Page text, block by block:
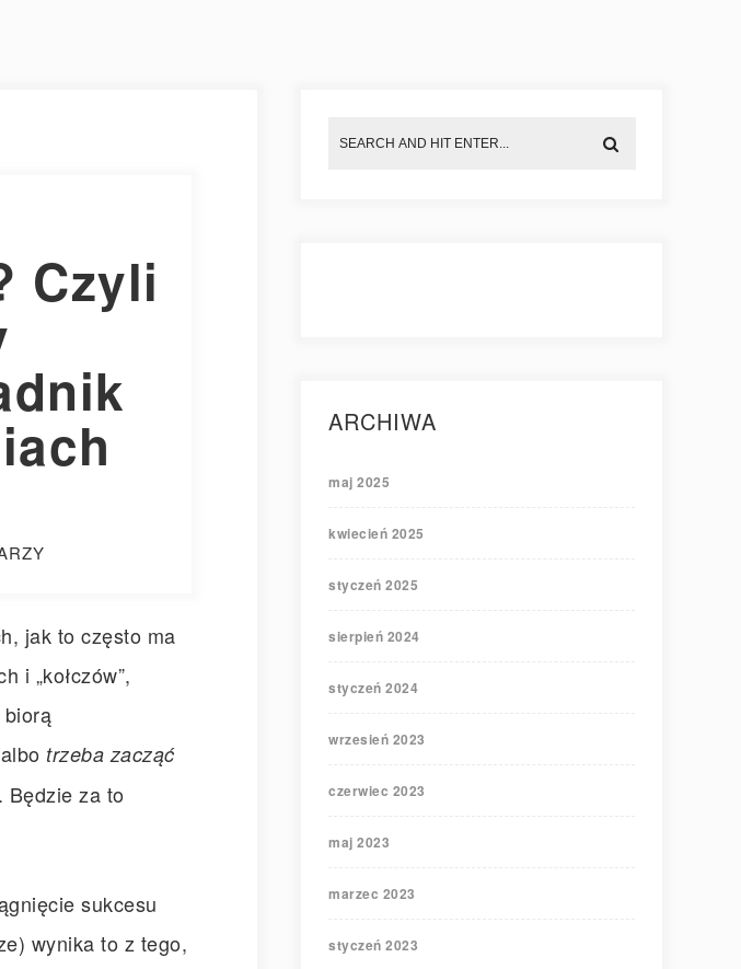
Czyli
jak to często ma
i „kołczów”,
albo trzeba zacząć
. Będzie za to
sukcesu
wynika to z tego,
ARCHIWA
maj 2025
kwiecień 2025
styczeń 2025
sierpień 2024
styczeń 2024
wrzesień 2023
czerwiec 2023
maj 2023
marzec 2023
styczeń 2023